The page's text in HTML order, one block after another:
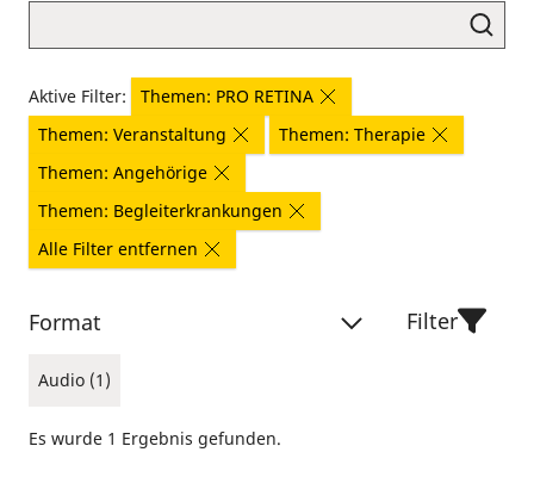
Aktive Filter:
Themen: PRO RETINA
Themen: Veranstaltung
Themen: Therapie
Themen: Angehörige
Themen: Begleiterkrankungen
Alle Filter entfernen
Format
Audio (1)
Filter
Es wurde 1 Ergebnis gefunden.